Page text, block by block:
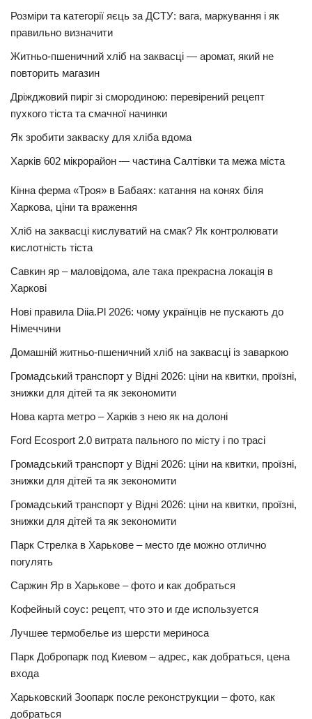
Розміри та категорії яєць за ДСТУ: вага, маркування і як
правильно визначити
Житньо-пшеничний хліб на заквасці — аромат, який не
повторить магазин
Дріжджовий пиріг зі смородиною: перевірений рецепт
пухкого тіста та смачної начинки
Як зробити закваску для хліба вдома
Харків 602 мікрорайон — частина Салтівки та межа міста
Кінна ферма «Троя» в Бабаях: катання на конях біля
Харкова, ціни та враження
Хліб на заквасці кислуватий на смак? Як контролювати
кислотність тіста
Савкин яр – маловідома, але така прекрасна локація в
Харкові
Нові правила Diia.Pl 2026: чому українців не пускають до
Німеччини
Домашній житньо-пшеничний хліб на заквасці із заваркою
Громадський транспорт у Відні 2026: ціни на квитки, проїзні,
знижки для дітей та як зекономити
Нова карта метро – Харків з нею як на долоні
Ford Ecosport 2.0 витрата пального по місту і по трасі
Громадський транспорт у Відні 2026: ціни на квитки, проїзні,
знижки для дітей та як зекономити
Громадський транспорт у Відні 2026: ціни на квитки, проїзні,
знижки для дітей та як зекономити
Парк Стрелка в Харькове – место где можно отлично
погулять
Саржин Яр в Харькове – фото и как добраться
Кофейный соус: рецепт, что это и где используется
Лучшее термобелье из шерсти мериноса
Парк Добропарк под Киевом – адрес, как добраться, цена
входа
Харьковский Зоопарк после реконструкции – фото, как
добраться